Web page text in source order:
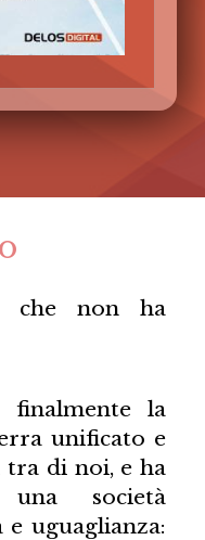
che non ha
la
unificato e
di noi, e ha
società
uguaglianza: